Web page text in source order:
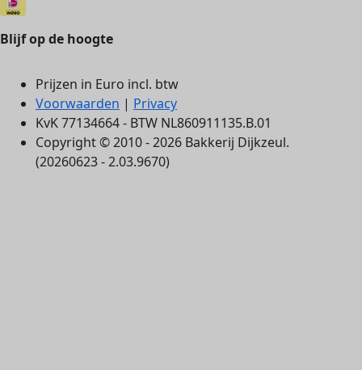
Blijf op de hoogte
Prijzen in Euro incl. btw
Voorwaarden | Privacy
KvK 77134664 - BTW NL860911135.B.01
Copyright © 2010 - 2026 Bakkerij Dijkzeul.
(20260623 - 2.03.9670)